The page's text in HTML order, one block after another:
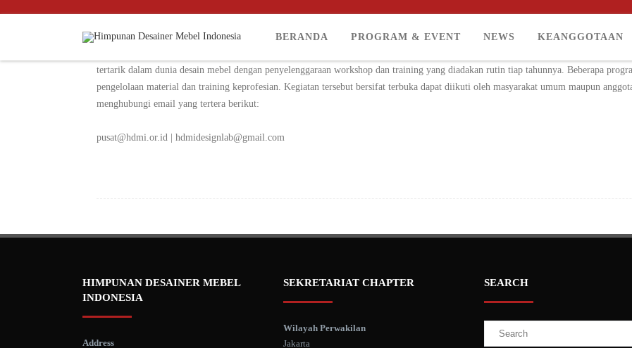
BERANDA PROGRAM & EVENT NEWS KEANGGOTAAN
tertarik dalam dunia desain mebel dengan penyelenggaraan workshop dan training yang diadakan rutin tiap tahunnya. Beberapa
pengelolaan material dan training keprofesian. Kegiatan tersebut bersifat terbuka dapat diikuti oleh masyarakat umum maupun
menghubungi email yang tertera berikut:
pusat@hdmi.or.id | hdmidesignlab@gmail.com
HIMPUNAN DESAINER MEBEL
INDONESIA
Address
SEKRETARIAT CHAPTER
Wilayah Perwakilan
Jakarta
SEARCH
Search